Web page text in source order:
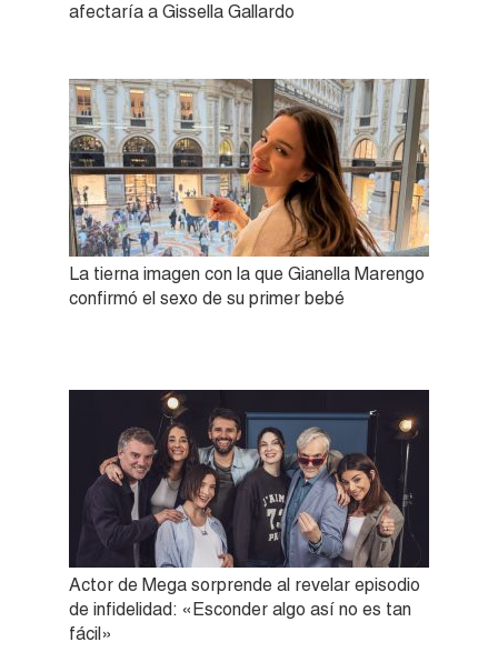
afectaría a Gissella Gallardo
La tierna imagen con la que Gianella Marengo
confirmó el sexo de su primer bebé
Actor de Mega sorprende al revelar episodio
de infidelidad: «Esconder algo así no es tan
fácil»